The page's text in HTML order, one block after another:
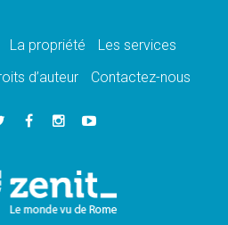
paix et de dignité humaine»
Pape en Uruguay renforcera
Ukraine: «Il est inquiétant
Pérou, une lueur d'espoir pour
quête de paix
La propriété
Les services
d’auteur Contactez-nous